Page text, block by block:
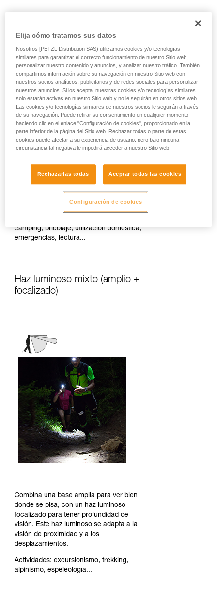
Difunde una luz de proximidad homogénea
adaptada a las actividades estáticas o con
desplazamientos tranquilos.
camping, bricolaje, utilización doméstica,
emergencias, lectura...
Haz luminoso mixto (amplio +
focalizado)
Combina una base amplia para ver bien
donde se pisa, con un haz luminoso
focalizado para tener profundidad de
visión. Este haz luminoso se adapta a la
visión de proximidad y a los
desplazamientos.
Actividades: excursionismo, trekking,
alpinismo, espeleología...
Elija cómo tratamos sus datos
Nosotros [PETZL Distribution SAS) utilizamos cookies y/o tecnologías
similares para garantizar el correcto funcionamiento de nuestro Sitio web,
personalizar nuestro contenido y anuncios, y analizar nuestro tráfico. También
compartimos información sobre su navegación en nuestro Sitio web con
nuestros socios analíticos, publicitarios y de redes sociales para personalizar
nuestros anuncios. Si los acepta, nuestras cookies y/o tecnologías similares
solo estarán activas en nuestro Sitio web y no le seguirán en otros sitios web.
Las cookies y/o tecnologías similares de nuestros socios le seguirán a través
de su navegación. Puede retirar su consentimiento en cualquier momento
haciendo clic en el enlace "Configuración de cookies", proporcionado en la
parte inferior de la página del Sitio web. Rechazar todas o parte de estas
cookies puede afectar a su experiencia de usuario, pero bajo ninguna
circunstancia tal negativa le impedirá acceder a nuestro Sitio web.
Rechazarlas todas Aceptar todas las cookies
Configuración de cookies